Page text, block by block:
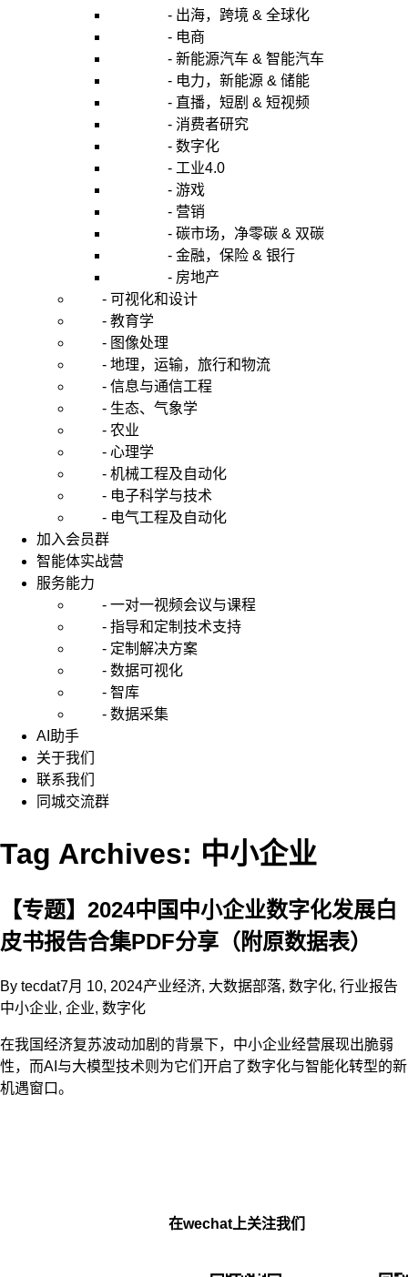
- 出海，跨境 & 全球化
- 电商
- 新能源汽车 & 智能汽车
- 电力，新能源 & 储能
- 直播，短剧 & 短视频
- 消费者研究
- 数字化
- 工业4.0
- 游戏
- 营销
- 碳市场，净零碳 & 双碳
- 金融，保险 & 银行
- 房地产
- 可视化和设计
- 教育学
- 图像处理
- 地理，运输，旅行和物流
- 信息与通信工程
- 生态、气象学
- 农业
- 心理学
- 机械工程及自动化
- 电子科学与技术
- 电气工程及自动化
加入会员群
智能体实战营
服务能力
- 一对一视频会议与课程
- 指导和定制技术支持
- 定制解决方案
- 数据可视化
- 智库
- 数据采集
AI助手
关于我们
联系我们
同城交流群
Tag Archives: 中小企业
【专题】2024中国中小企业数字化发展白
皮书报告合集PDF分享（附原数据表）
By tecdat7月 10, 2024产业经济, 大数据部落, 数字化, 行业报告
中小企业, 企业, 数字化
在我国经济复苏波动加剧的背景下，中小企业经营展现出脆弱
性，而AI与大模型技术则为它们开启了数字化与智能化转型的新
机遇窗口。
在wechat上关注我们